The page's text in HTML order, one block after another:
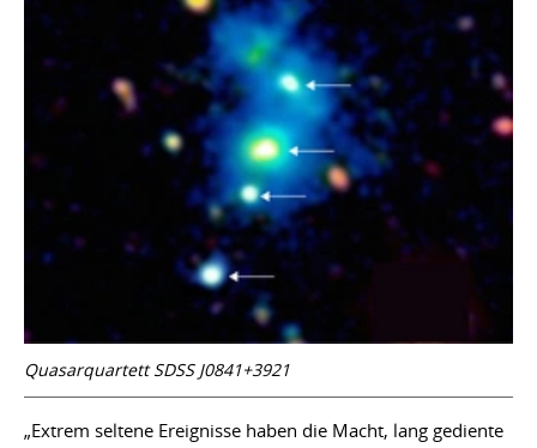
Quasarquartett SDSS J0841+3921
„Extrem seltene Ereignisse haben die Macht, lang gediente